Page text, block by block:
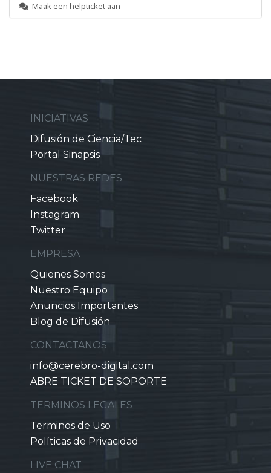
Maak een helpticket aan
INICIATIVAS
Difusión de Ciencia/Tec
Portal Sinapsis
NUESTRAS REDES
Facebook
Instagram
Twitter
EMPRESA
Quienes Somos
Nuestro Equipo
Anuncios Importantes
Blog de Difusión
CONTACTANOS
info@cerebro-digital.com
ABRE TICKET DE SOPORTE
TERMINOS LEGALES
Terminos de Uso
Políticas de Privacidad
LIVE CHAT